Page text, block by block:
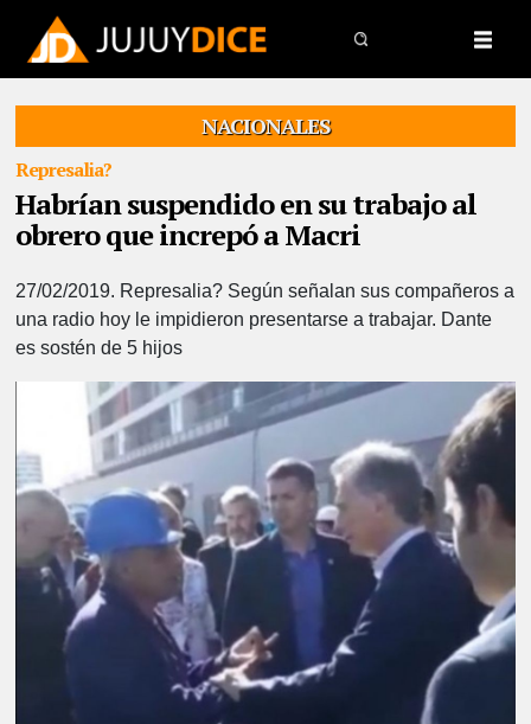
NACIONALES
Represalia?
Habrían suspendido en su trabajo al
obrero que increpó a Macri
27/02/2019. Represalia? Según señalan sus compañeros a
una radio hoy le impidieron presentarse a trabajar. Dante
es sostén de 5 hijos